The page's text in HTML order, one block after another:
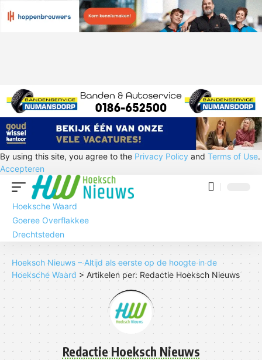
By using this site, you agree to the Privacy Policy and Terms of Use.
Accepteren
Hoeksche Waard
Goeree Overflakkee
Drechtsteden
Hoeksch Nieuws – Altijd als eerste op de hoogte in de
Hoeksche Waard > Artikelen per: Redactie Hoeksch Nieuws
Redactie Hoeksch Nieuws